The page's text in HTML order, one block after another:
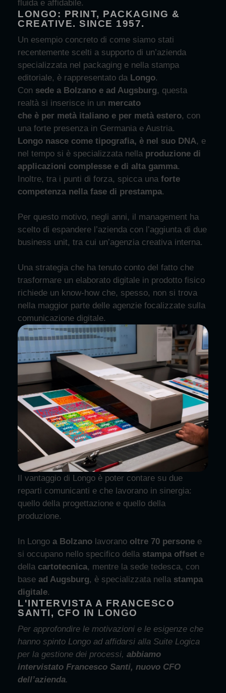
fluida e affidabile.
LONGO: PRINT, PACKAGING &
CREATIVE. SINCE 1957.
Un esempio concreto di come siamo stati
recentemente scelti a supporto di un’azienda
specializzata nel packaging e nella stampa
editoriale, è rappresentato da Longo.
Con sede a Bolzano e ad Augsburg, questa
realtà si inserisce in un mercato
che è per metà italiano e per metà estero, con
una forte presenza in Germania e Austria.
Longo nasce come tipografia, è nel suo DNA, e
nel tempo si è specializzata nella produzione di
applicazioni complesse e di alta gamma.
Inoltre, tra i punti di forza, spicca una forte
competenza nella fase di prestampa.
Per questo motivo, negli anni, il management ha
scelto di espandere l’azienda con l’aggiunta di due
business unit, tra cui un’agenzia creativa interna.
Una strategia che ha tenuto conto del fatto che
trasformare un elaborato digitale in prodotto fisico
richiede un know-how che, spesso, non si trova
nella maggior parte delle agenzie focalizzate sulla
comunicazione digitale.
Il vantaggio di Longo è poter contare su due
reparti comunicanti e che lavorano in sinergia:
quello della progettazione e quello della
produzione.
In Longo a Bolzano lavorano oltre 70 persone e
si occupano nello specifico della stampa offset e
della cartotecnica, mentre la sede tedesca, con
base ad Augsburg, è specializzata nella stampa
digitale.
L'INTERVISTA A FRANCESCO
SANTI, CFO IN LONGO
Per approfondire le motivazioni e le esigenze che
hanno spinto Longo ad affidarsi alla Suite Logica
per la gestione dei processi, abbiamo
intervistato Francesco Santi, nuovo CFO
dell’azienda.